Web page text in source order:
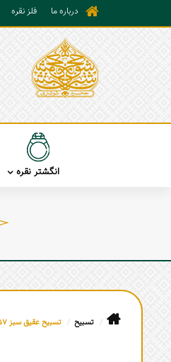
درباره ما فلز نقره
انگشتر نقره
تسبیح تسبیح عقیق سبز DR157